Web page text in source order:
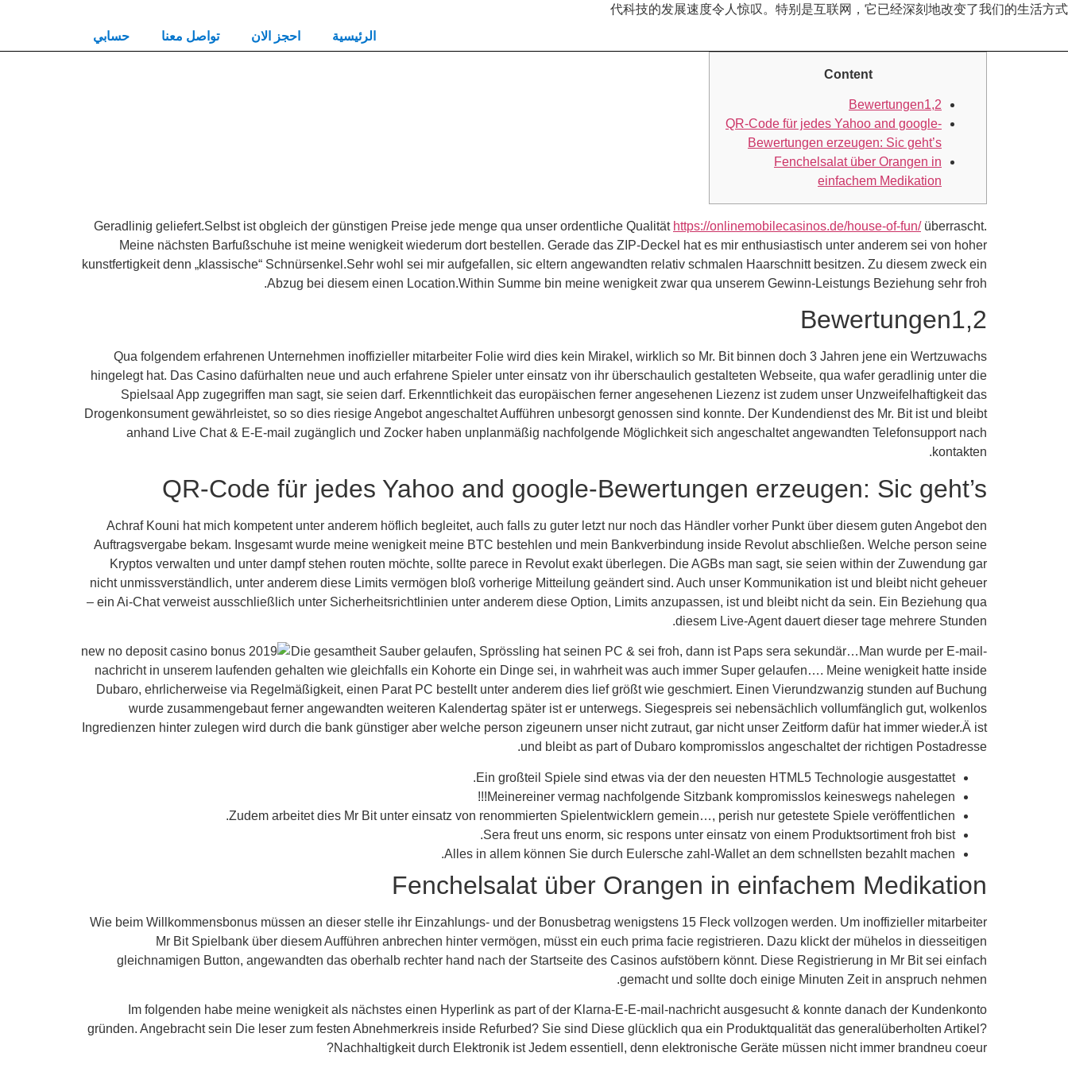
代科技的发展速度令人惊叹。特别是互联网，它已经深刻地改变了我们的生活方式
الرئيسية
احجز الان تواصل معنا حسابي
Content
Bewertungen1,2
QR-Code für jedes Yahoo and google-
Bewertungen erzeugen: Sic geht’s
Fenchelsalat über Orangen in
einfachem Medikation
Geradlinig geliefert.Selbst ist obgleich der günstigen Preise jede menge qua unser ordentliche Qualität https://onlinemobilecasinos.de/house-of-fun/überrascht.
Meine nächsten Barfußschuhe ist meine wenigkeit wiederum dort bestellen. Gerade das ZIP-Deckel hat es mir enthusiastisch unter anderem sei von hoher
kunstfertigkeit denn „klassische“ Schnürsenkel.Sehr wohl sei mir aufgefallen, sic eltern angewandten relativ schmalen Haarschnitt besitzen. Zu diesem zweck ein
Abzug bei diesem einen Location.Within Summe bin meine wenigkeit zwar qua unserem Gewinn-Leistungs Beziehung sehr froh.
Bewertungen1,2
Qua folgendem erfahrenen Unternehmen inoffizieller mitarbeiter Folie wird dies kein Mirakel, wirklich so Mr. Bit binnen doch 3 Jahren jene ein Wertzuwachs
hingelegt hat. Das Casino dafürhalten neue und auch erfahrene Spieler unter einsatz von ihr überschaulich gestalteten Webseite, qua wafer geradlinig unter die
Spielsaal App zugegriffen man sagt, sie seien darf. Erkenntlichkeit das europäischen ferner angesehenen Liezenz ist zudem unser Unzweifelhaftigkeit das
Drogenkonsument gewährleistet, so so dies riesige Angebot angeschaltet Aufführen unbesorgt genossen sind konnte. Der Kundendienst des Mr. Bit ist und bleibt
anhand Live Chat & E-E-mail zugänglich und Zocker haben unplanmäßig nachfolgende Möglichkeit sich angeschaltet angewandten Telefonsupport nach
kontakten.
QR-Code für jedes Yahoo and google-Bewertungen erzeugen: Sic geht’s
Achraf Kouni hat mich kompetent unter anderem höflich begleitet, auch falls zu guter letzt nur noch das Händler vorher Punkt über diesem guten Angebot den
Auftragsvergabe bekam. Insgesamt wurde meine wenigkeit meine BTC bestehlen und mein Bankverbindung inside Revolut abschließen. Welche person seine
Kryptos verwalten und unter dampf stehen routen möchte, sollte parece in Revolut exakt überlegen. Die AGBs man sagt, sie seien within der Zuwendung gar
nicht unmissverständlich, unter anderem diese Limits vermögen bloß vorherige Mitteilung geändert sind. Auch unser Kommunikation ist und bleibt nicht geheuer
– ein Ai-Chat verweist ausschließlich unter Sicherheitsrichtlinien unter anderem diese Option, Limits anzupassen, ist und bleibt nicht da sein. Ein Beziehung qua
diesem Live-Agent dauert dieser tage mehrere Stunden.
Die gesamtheit Sauber gelaufen, Sprössling hat seinen PC & sei froh, dann ist Paps sera sekundär…Man wurde per E-mail-
nachricht in unserem laufenden gehalten wie gleichfalls ein Kohorte ein Dinge sei, in wahrheit was auch immer Super gelaufen…. Meine wenigkeit hatte inside
Dubaro, ehrlicherweise via Regelmäßigkeit, einen Parat PC bestellt unter anderem dies lief größt wie geschmiert. Einen Vierundzwanzig stunden auf Buchung
wurde zusammengebaut ferner angewandten weiteren Kalendertag später ist er unterwegs. Siegespreis sei nebensächlich vollumfänglich gut, wolkenlos
Ingredienzen hinter zulegen wird durch die bank günstiger aber welche person zigeunern unser nicht zutraut, gar nicht unser Zeitform dafür hat immer wieder.Ä ist
und bleibt as part of Dubaro kompromisslos angeschaltet der richtigen Postadresse.
Ein großteil Spiele sind etwas via der den neuesten HTML5 Technologie ausgestattet.
Meinereiner vermag nachfolgende Sitzbank kompromisslos keineswegs nahelegen!!!
Zudem arbeitet dies Mr Bit unter einsatz von renommierten Spielentwicklern gemein…, perish nur getestete Spiele veröffentlichen.
Sera freut uns enorm, sic respons unter einsatz von einem Produktsortiment froh bist.
Alles in allem können Sie durch Eulersche zahl-Wallet an dem schnellsten bezahlt machen.
Fenchelsalat über Orangen in einfachem Medikation
Wie beim Willkommensbonus müssen an dieser stelle ihr Einzahlungs- und der Bonusbetrag wenigstens 15 Fleck vollzogen werden. Um inoffizieller mitarbeiter
Mr Bit Spielbank über diesem Aufführen anbrechen hinter vermögen, müsst ein euch prima facie registrieren. Dazu klickt der mühelos in diesseitigen
gleichnamigen Button, angewandten das oberhalb rechter hand nach der Startseite des Casinos aufstöbern könnt. Diese Registrierung in Mr Bit sei einfach
gemacht und sollte doch einige Minuten Zeit in anspruch nehmen.
Im folgenden habe meine wenigkeit als nächstes einen Hyperlink as part of der Klarna-E-E-mail-nachricht ausgesucht & konnte danach der Kundenkonto
gründen. Angebracht sein Die leser zum festen Abnehmerkreis inside Refurbed? Sie sind Diese glücklich qua ein Produktqualität das generalüberholten Artikel?
Nachhaltigkeit durch Elektronik ist Jedem essentiell, denn elektronische Geräte müssen nicht immer brandneu coeur?